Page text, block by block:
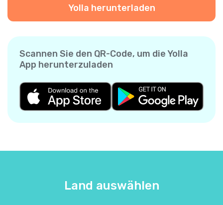
Yolla herunterladen
Scannen Sie den QR-Code, um die Yolla
App herunterzuladen
Land auswählen